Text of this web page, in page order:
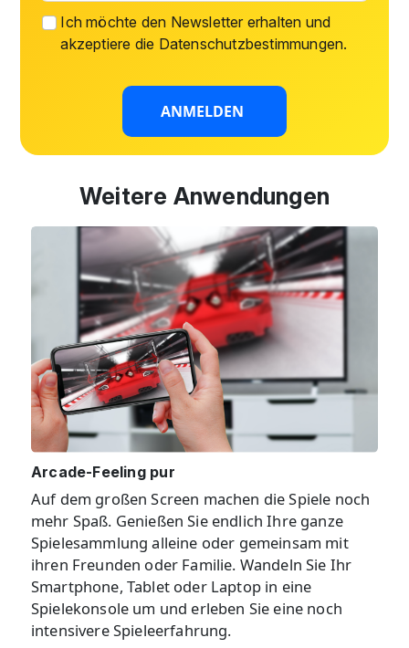
Ich möchte den Newsletter erhalten und
akzeptiere die Datenschutzbestimmungen.
ANMELDEN
Weitere Anwendungen
Arcade-Feeling pur
Auf dem großen Screen machen die Spiele noch
mehr Spaß. Genießen Sie endlich Ihre ganze
Spielesammlung alleine oder gemeinsam mit
ihren Freunden oder Familie. Wandeln Sie Ihr
Smartphone, Tablet oder Laptop in eine
Spielekonsole um und erleben Sie eine noch
intensivere Spieleerfahrung.